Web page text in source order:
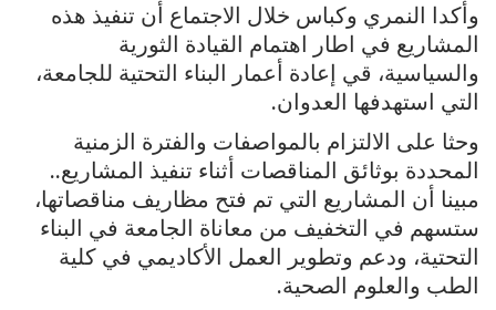
وأكدا النمري وكباس خلال الاجتماع أن تنفيذ هذه
المشاريع في اطار اهتمام القيادة الثورية
والسياسية، قي إعادة أعمار البناء التحتية للجامعة،
التي استهدفها العدوان.
وحثا على الالتزام بالمواصفات والفترة الزمنية
المحددة بوثائق المناقصات أثناء تنفيذ المشاريع..
مبينا أن المشاريع التي تم فتح مظاريف مناقصاتها،
ستسهم في التخفيف من معاناة الجامعة في البناء
التحتية، ودعم وتطوير العمل الأكاديمي في كلية
الطب والعلوم الصحية.